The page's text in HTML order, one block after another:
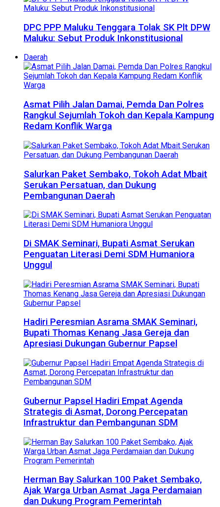
DPC PPP Maluku Tenggara Tolak SK Plt DPW
Maluku: Sebut Produk Inkonstitusional
Daerah
Asmat Pilih Jalan Damai, Pemda Dan Polres
Rangkul Sejumlah Tokoh dan Kepala Kampung
Redam Konflik Warga
Salurkan Paket Sembako, Tokoh Adat Mbait
Serukan Persatuan, dan Dukung
Pembangunan Daerah
Di SMAK Seminari, Bupati Asmat Serukan
Penguatan Literasi Demi SDM Humaniora
Unggul
Hadiri Peresmian Asrama SMAK Seminari,
Bupati Thomas Kenang Jasa Gereja dan
Apresiasi Dukungan Gubernur Papsel
Gubernur Papsel Hadiri Empat Agenda
Strategis di Asmat, Dorong Percepatan
Infrastruktur dan Pembangunan SDM
Herman Bay Salurkan 100 Paket Sembako,
Ajak Warga Urban Asmat Jaga Perdamaian
dan Dukung Program Pemerintah